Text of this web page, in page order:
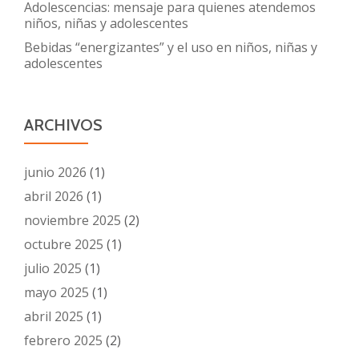
Adolescencias: mensaje para quienes atendemos
niños, niñas y adolescentes
Bebidas “energizantes” y el uso en niños, niñas y
adolescentes
ARCHIVOS
junio 2026 (1)
abril 2026 (1)
noviembre 2025 (2)
octubre 2025 (1)
julio 2025 (1)
mayo 2025 (1)
abril 2025 (1)
febrero 2025 (2)